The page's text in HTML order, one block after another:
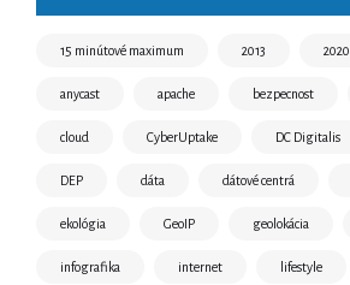
15 minútové maximum 2013 2020
anycast apache bezpecnost
cloud CyberUptake DC Digitalis
DEP dáta dátové centrá
ekológia GeoIP geolokácia
infografika internet lifestyle